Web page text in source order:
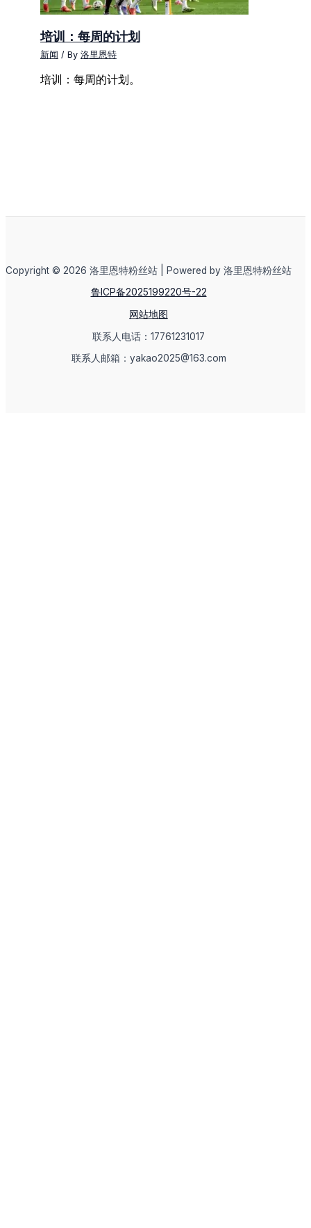
培训：每周的计划
新闻 / By 洛里恩特
培训：每周的计划。
Copyright © 2026 洛里恩特粉丝站 | Powered by 洛里恩特粉丝站
鲁ICP备2025199220号-22
网站地图
联系人电话：17761231017
联系人邮箱：yakao2025@163.com